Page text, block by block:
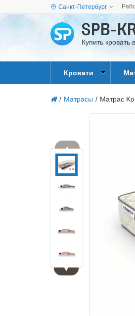
Санкт-Петербург
Купить кровать
Кровати
/ Матрасы / Матрас
▲
▼